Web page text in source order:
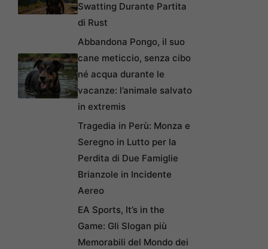
Swatting Durante Partita
di Rust
Abbandona Pongo, il suo
cane meticcio, senza cibo
né acqua durante le
vacanze: l’animale salvato
in extremis
Tragedia in Perù: Monza e
Seregno in Lutto per la
Perdita di Due Famiglie
Brianzole in Incidente
Aereo
EA Sports, It’s in the
Game: Gli Slogan più
Memorabili del Mondo dei